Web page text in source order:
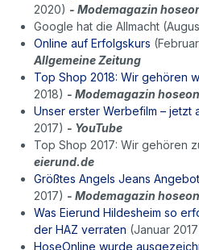
2020) - Modemagazin
Google hat die Allmacht
Online auf Erfolgskurs
Allgemeine Zeitung
Top Shop 2018: Wir gehören
2018) - Modemagazin
Unser erster Werbefilm – jetzt
2017) - YouTube
Top Shop 2017: Wir gehören
eierund.de
Größtes Angels Jeans
2017) - Modemagazin
Was Eierund Hildesheim so
der HAZ verraten (Januar
HoseOnline wurde